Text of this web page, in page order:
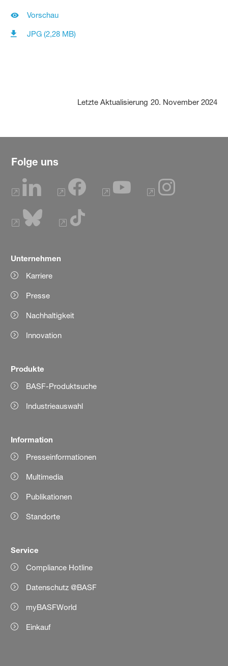
Vorschau
JPG (2,28 MB)
Letzte Aktualisierung 20. November 2024
Folge uns
Unternehmen
Karriere
Presse
Nachhaltigkeit
Innovation
Produkte
BASF-Produktsuche
Industrieauswahl
Information
Presseinformationen
Multimedia
Publikationen
Standorte
Service
Compliance Hotline
Datenschutz @BASF
myBASFWorld
Einkauf